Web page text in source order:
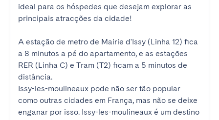
ideal para os hóspedes que desejam explorar as
principais atracções da cidade!
A estação de metro de Mairie d'Issy (Linha 12) fica
a 8 minutos a pé do apartamento, e as estações
RER (Linha C) e Tram (T2) ficam a 5 minutos de
distância.
Issy-les-moulineaux pode não ser tão popular
como outras cidades em França, mas não se deixe
enganar por isso. Issy-les-moulineaux é um destino